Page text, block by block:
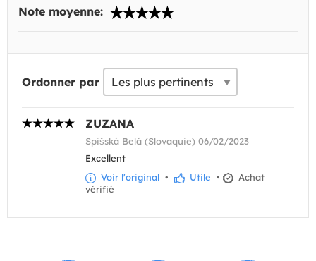
Note moyenne:
Ordonner par
ZUZANA
Spišská Belá (Slovaquie) 06/02/2023
Excellent
Voir l'original • Utile •
Achat
vérifié